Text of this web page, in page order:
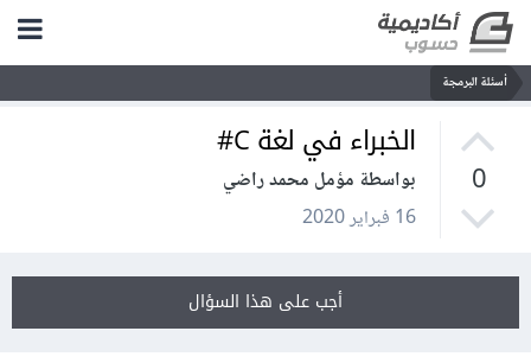
أسئلة البرمجة
0
الخبراء في لغة C#
بواسطة مؤمل محمد راضي
16 فبراير 2020
أجب على هذا السؤال